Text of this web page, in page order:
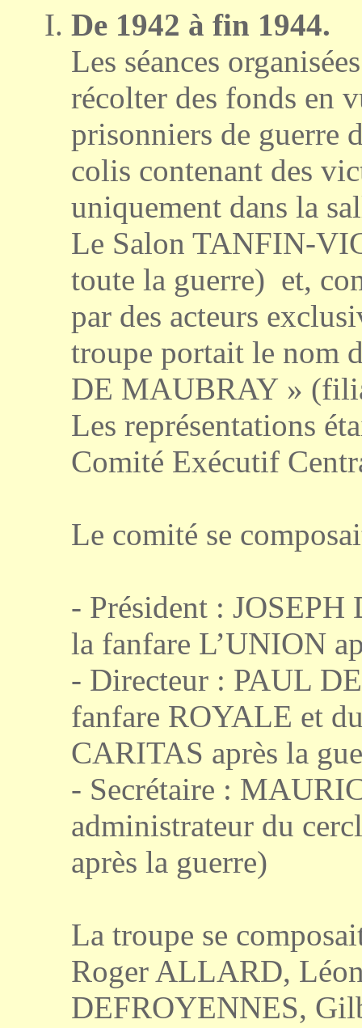
De 1942 à fin 1944.
Les séances
récolter des fonds en
prisonniers de guerre
colis contenant des
uniquement dans la
Le Salon TANFIN-
toute la guerre) et,
par des acteurs
troupe portait le nom
DE MAUBRAY »
Les représentations
Comité Exécutif
Le comité se
- Président :
la fanfare L’UNION
- Directeur : PAUL
fanfare ROYALE et
CARITAS après la
- Secrétaire :
administrateur du
après la guerre)
La troupe se
Roger ALLARD,
DEFROYENNES,